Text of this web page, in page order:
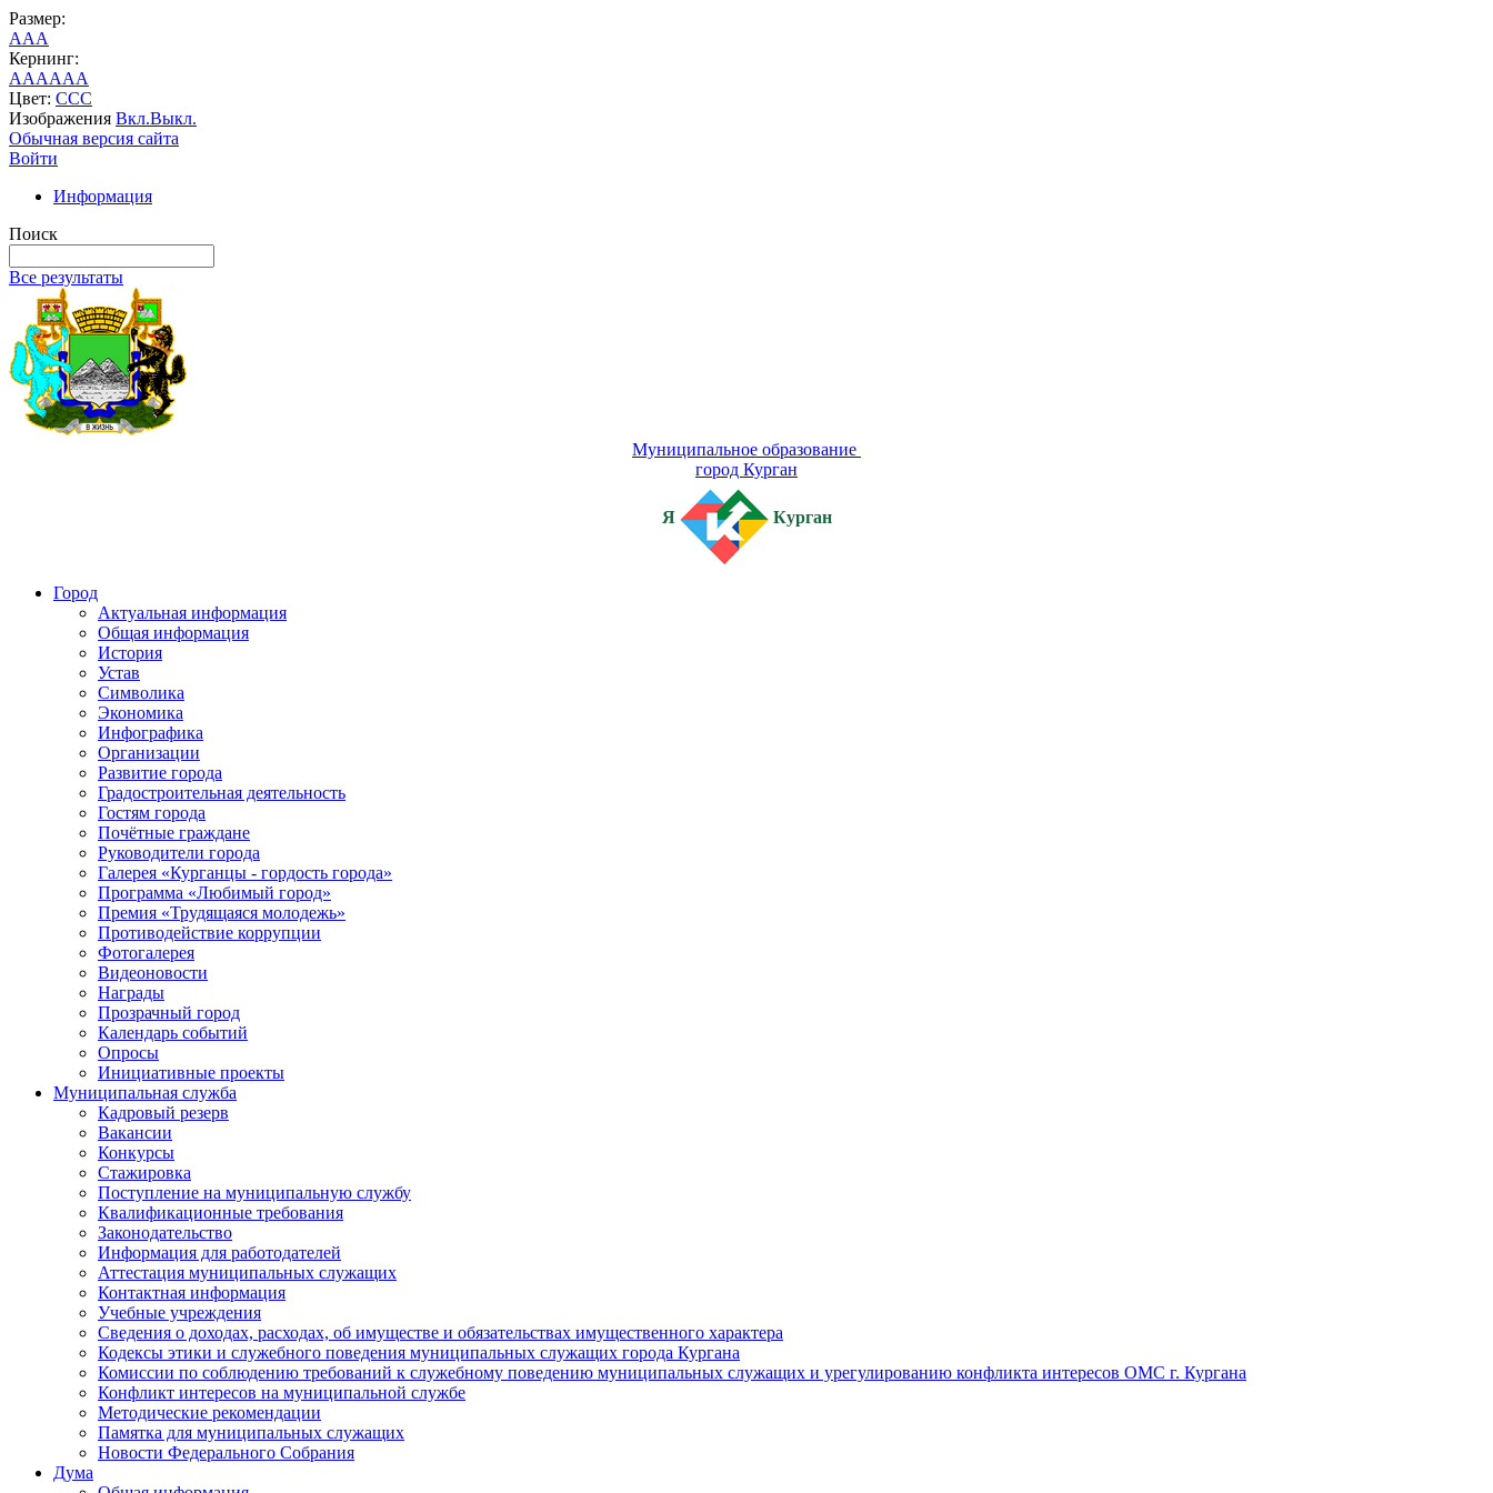
Размер:
AAA
Кернинг:
AAAAAA
Цвет: CCC
Изображения Вкл.Выкл.
Обычная версия сайта
Войти
Информация
Поиск
Все результаты
Муниципальное образование
город Курган
Я Курган
Город
Актуальная информация
Общая информация
История
Устав
Символика
Экономика
Инфографика
Организации
Развитие города
Градостроительная деятельность
Гостям города
Почётные граждане
Руководители города
Галерея «Курганцы - гордость города»
Программа «Любимый город»
Премия «Трудящаяся молодежь»
Противодействие коррупции
Фотогалерея
Видеоновости
Награды
Прозрачный город
Календарь событий
Опросы
Инициативные проекты
Муниципальная служба
Кадровый резерв
Вакансии
Конкурсы
Стажировка
Поступление на муниципальную службу
Квалификационные требования
Законодательство
Информация для работодателей
Аттестация муниципальных служащих
Контактная информация
Учебные учреждения
Сведения о доходах, расходах, об имуществе и обязательствах имущественного характера
Кодексы этики и служебного поведения муниципальных служащих города Кургана
Комиссии по соблюдению требований к служебному поведению муниципальных служащих и урегулированию конфликта интересов ОМС г. Кургана
Конфликт интересов на муниципальной службе
Методические рекомендации
Памятка для муниципальных служащих
Новости Федерального Cобрания
Дума